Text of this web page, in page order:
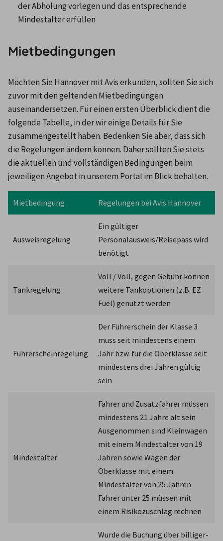
der Abholung vorlegen und das entsprechende
Mindestalter erfüllen
Mietbedingungen
Möchten Sie Hannover mit Avis erkunden, sollten Sie sich
zuvor mit den geltenden Mietbedingungen
auseinandersetzen. Für einen ersten Überblick dient die
folgende Tabelle, in der wir einige Details für Sie
zusammengestellt haben. Bedenken Sie aber, dass sich
die Regelungen ändern können. Daher sollten Sie stets
die aktuellen und vollständigen Bedingungen beim
jeweiligen Angebot in unserem Portal im Blick behalten.
Mietbedingung Regelungen bei Avis Hannover
Ausweisregelung
Ein gültiger
Personalausweis/Reisepass wird
benötigt
Tankregelung
Voll / Voll, gegen Gebühr können
weitere Tankoptionen (z.B. EZ
Fuel) genutzt werden
Führerscheinregelung
Der Führerschein der Klasse 3
muss seit mindestens einem
Jahr bzw. für die Oberklasse seit
mindestens drei Jahren gültig
sein
Mindestalter
Fahrer und Zusatzfahrer müssen
mindestens 21 Jahre alt sein
Ausgenommen sind Kleinwagen
mit einem Mindestalter von 19
Jahren sowie Wagen der
Oberklasse mit einem
Mindestalter von 25 Jahren
Fahrer unter 25 müssen mit
einem Risikozuschlag rechnen
Wurde die Buchung über billiger-